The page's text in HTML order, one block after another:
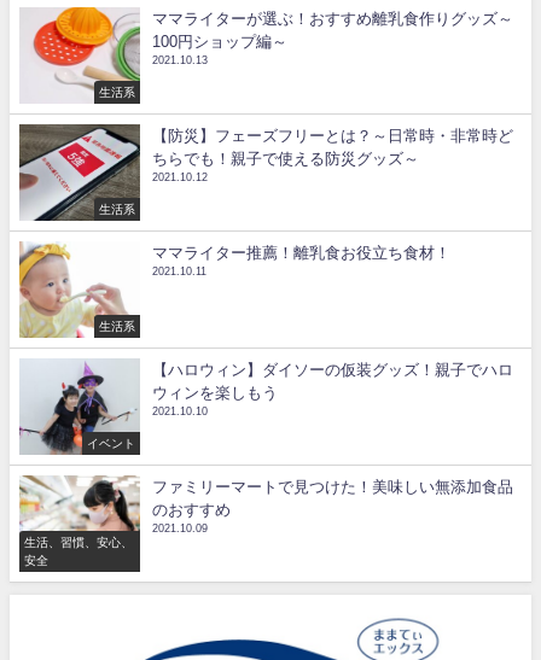
生活系
ママライターが選ぶ！おすすめ離乳食作りグッズ～
100円ショップ編～
2021.10.13
生活系
【防災】フェーズフリーとは？～日常時・非常時ど
ちらでも！親子で使える防災グッズ～
2021.10.12
生活系
ママライター推薦！離乳食お役立ち食材！
2021.10.11
イベント
【ハロウィン】ダイソーの仮装グッズ！親子でハロ
ウィンを楽しもう
2021.10.10
生活、習慣、安心、
安全
ファミリーマートで見つけた！美味しい無添加食品
のおすすめ
2021.10.09